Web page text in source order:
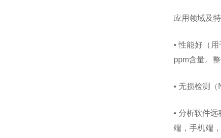
应用领域及
• 性能好（
ppm含量。
• 无损检测
• 分析软件
端，手机端